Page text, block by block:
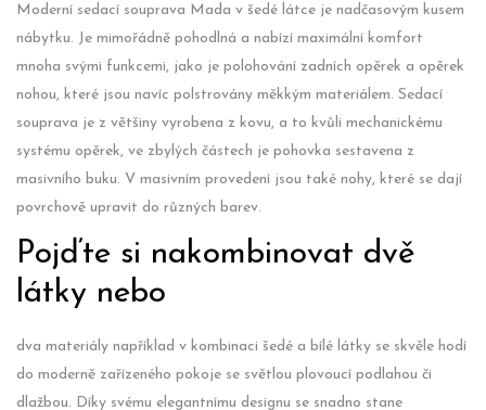
Moderní sedací souprava Mada v šedé látce je nadčasovým kusem
nábytku. Je mimořádně pohodlná a nabízí maximální komfort
mnoha svými funkcemi, jako je polohování zadních opěrek a opěrek
nohou, které jsou navíc polstrovány měkkým materiálem. Sedací
souprava je z většiny vyrobena z kovu, a to kvůli mechanickému
systému opěrek, ve zbylých částech je pohovka sestavena z
masivního buku. V masivním provedení jsou také nohy, které se dají
povrchově upravit do různých barev.
Pojďte si nakombinovat dvě
látky nebo
dva materiály například v kombinaci šedé a bílé látky se skvěle hodí
do moderně zařízeného pokoje se světlou plovoucí podlahou či
dlažbou. Díky svému elegantnímu designu se snadno stane